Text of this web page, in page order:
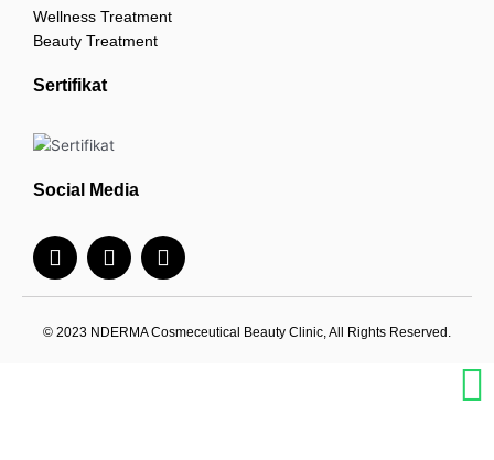
Wellness Treatment
Beauty Treatment
Sertifikat
Social Media
I
n
s
a
F
a
c
b
Y
o
u
u
© 2023 NDERMA Cosmeceutical Beauty Clinic, All Rights Reserved.